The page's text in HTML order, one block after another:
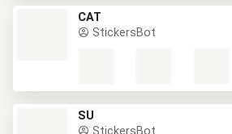
CAT
StickersBot
SU
StickersBot